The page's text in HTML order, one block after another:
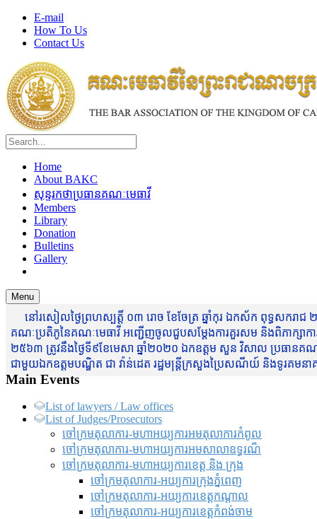
E-mail
How To Us
Contact Us
Home
About BAKC
សុន្ទរកថាប្រធានគណៈមេធាវី
Members
Library
Donation
Bulletins
Gallery
Menu
នៅរសៀលថ្ងៃព្រហស្បត្តិ៍ ០៣ រោច ខែចែត្រ ឆ្នាំកុរ ឯកស័ក ពុទ្ធសករាជ
គណៈប្រតិភូនៃគណៈមេធាវី អញ្ជើញចូលជួបសម្តែងការគួរសម និងពិភាក្សាកា
២៥៦៣ ត្រូវនឹងថ្ងៃទី៩ខែមេសា ឆ្នាំ២០២០ ឯកឧត្តម សួន វិសាល ប្រធានគណ
ជាមួយឯកឧត្តមបណ្ឌិត ជា វ៉ាន់ដេត រដ្ឋមន្រ្តីក្រសួងប្រៃសណីយ៍ និងទូរគ
Main Events
List of lawyers / Law offices
List of Judges/Prosecutors
ចៅក្រមតុលាការ-មហាអយ្យការអមតុលាការកំពូល
ចៅក្រមតុលាការ-មហាអយ្យការអមសាលាឧទ្ធរណ៏
ចៅក្រមតុលាការ-មហាអយ្យការខេត្ត និង ក្រុង
ចៅក្រមតុលាការ-អយ្យការក្រុងភ្នំពេញ
ចៅក្រមតុលាការ-អយ្យការខេត្តកណ្តាល
ចៅក្រមតុលាការ-អយ្យការខេត្តកំពង់ចាម